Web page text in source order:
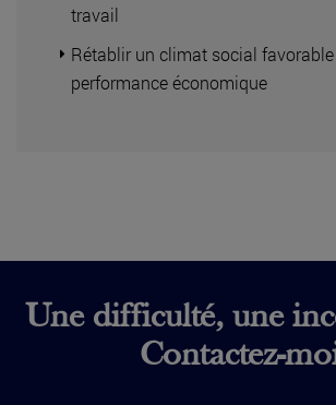
travail
Rétablir un climat social
performance économique
Une difficulté, une
Contactez-